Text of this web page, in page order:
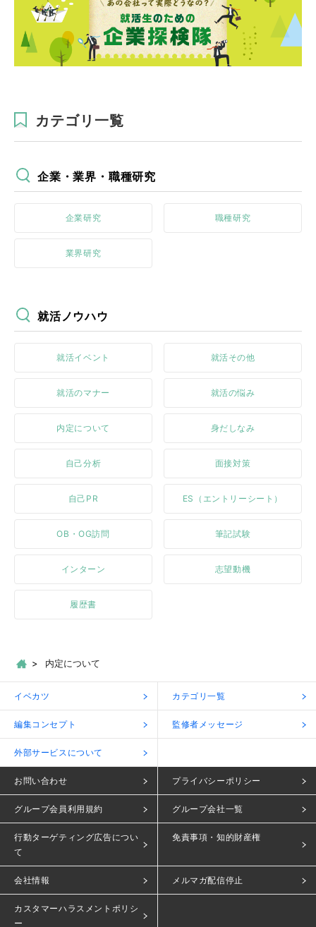
カテゴリ一覧
企業・業界・職種研究
企業研究 職種研究
業界研究
就活ノウハウ
就活イベント 就活その他
就活のマナー 就活の悩み
内定について 身だしなみ
自己分析 面接対策
自己PR ES（エントリーシート）
OB・OG訪問 筆記試験
インターン 志望動機
履歴書
内定について
イベカツ カテゴリ一覧
編集コンセプト 監修者メッセージ
外部サービスについて
お問い合わせ プライバシーポリシー
グループ会員利用規約 グループ会社一覧
行動ターゲティング広告につい
て
免責事項・知的財産権
会社情報 メルマガ配信停止
カスタマーハラスメントポリシ
ー